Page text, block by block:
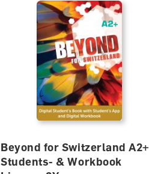
Beyond for Switzerland A2+
Students- & Workbook